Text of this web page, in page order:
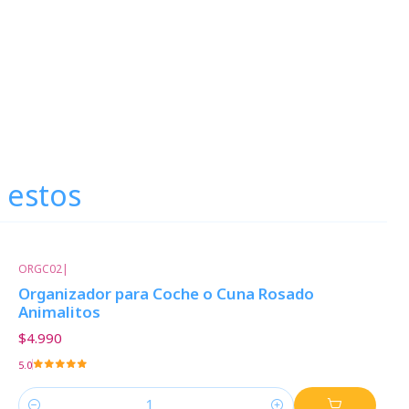
ORGC02|
Organizador para Coche o Cuna Rosado
Animalitos
$4.990
5.0